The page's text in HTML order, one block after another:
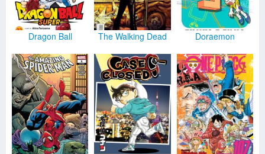
Dragon Ball The Walking Dead Doraemon